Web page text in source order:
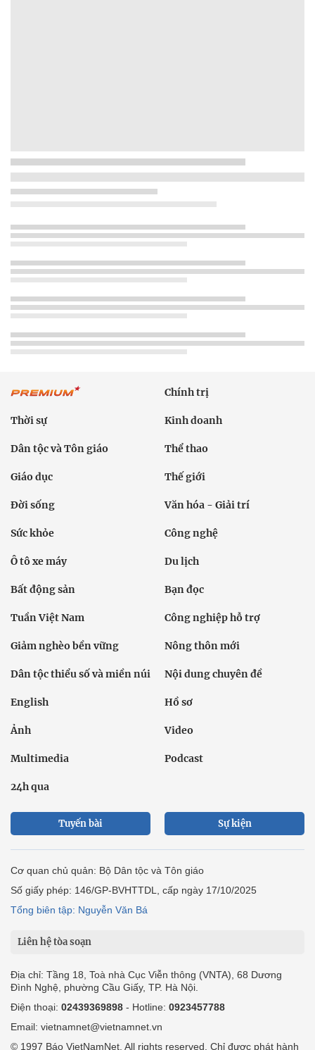
Chính trị
Thời sự Kinh doanh
Dân tộc và Tôn giáo Thể thao
Giáo dục Thế giới
Đời sống Văn hóa - Giải trí
Sức khỏe Công nghệ
Ô tô xe máy Du lịch
Bất động sản Bạn đọc
Tuần Việt Nam Công nghiệp hỗ trợ
Giảm nghèo bền vững Nông thôn mới
Dân tộc thiểu số và miền núi Nội dung chuyên đề
English Hồ sơ
Ảnh Video
Multimedia Podcast
24h qua
Tuyến bài Sự kiện
Cơ quan chủ quản: Bộ Dân tộc và Tôn giáo
Số giấy phép: 146/GP-BVHTTDL, cấp ngày 17/10/2025
Tổng biên tập: Nguyễn Văn Bá
Liên hệ tòa soạn
Địa chỉ: Tầng 18, Toà nhà Cục Viễn thông (VNTA), 68 Dương
Đình Nghệ, phường Cầu Giấy, TP. Hà Nội.
Điện thoại: 02439369898 - Hotline: 0923457788
Email: vietnamnet@vietnamnet.vn
© 1997 Báo VietNamNet. All rights reserved. Chỉ được phát hành